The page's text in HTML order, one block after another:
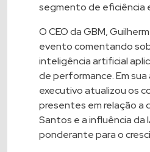
segmento de eficiência
O CEO da GBM,
evento comentando
inteligência artificial
de performance. Em
executivo atualizou os
presentes em relação a
Santos e a influência da
ponderante para o